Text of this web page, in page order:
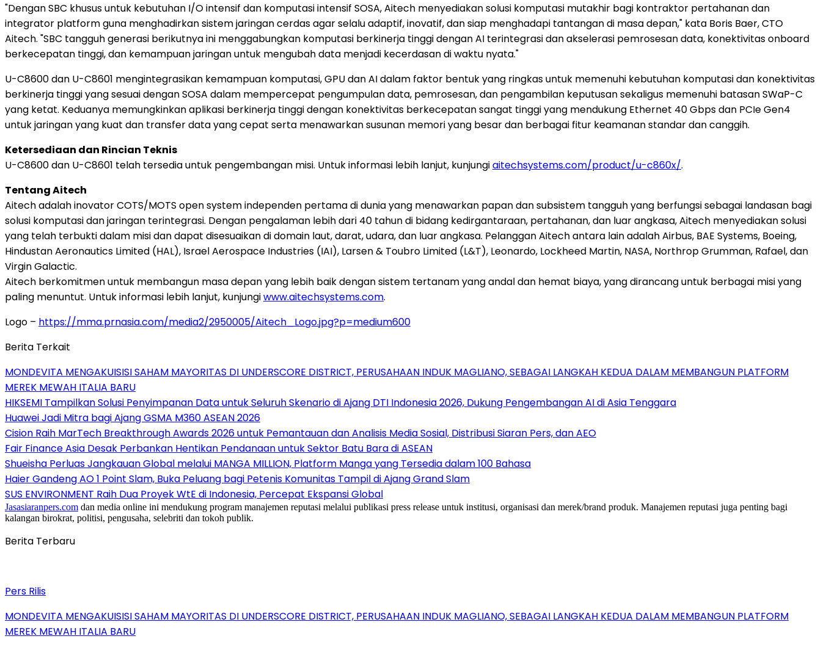
"Dengan SBC khusus untuk kebutuhan I/O intensif dan komputasi intensif SOSA, Aitech menyediakan solusi komputasi mutakhir bagi kontraktor pertahanan dan
integrator platform guna menghadirkan sistem jaringan cerdas agar selalu adaptif, inovatif, dan siap menghadapi tantangan di masa depan," kata Boris Baer, CTO
Aitech. "SBC tangguh generasi berikutnya ini menggabungkan komputasi berkinerja tinggi dengan AI terintegrasi dan akselerasi pemrosesan data, konektivitas onboard
berkecepatan tinggi, dan kemampuan jaringan untuk mengubah data menjadi kecerdasan di waktu nyata."
U-C8600 dan U-C8601 mengintegrasikan kemampuan komputasi, GPU dan AI dalam faktor bentuk yang ringkas untuk memenuhi kebutuhan komputasi dan konektivitas
berkinerja tinggi yang sesuai dengan SOSA dalam mempercepat pengumpulan data, pemrosesan, dan pengambilan keputusan sekaligus memenuhi batasan SWaP-C
yang ketat. Keduanya memungkinkan aplikasi berkinerja tinggi dengan konektivitas berkecepatan sangat tinggi yang mendukung Ethernet 40 Gbps dan PCIe Gen4
untuk jaringan yang kuat dan transfer data yang cepat serta menawarkan susunan memori yang besar dan berbagai fitur keamanan standar dan canggih.
Ketersediaan dan Rincian Teknis
U-C8600 dan U-C8601 telah tersedia untuk pengembangan misi. Untuk informasi lebih lanjut, kunjungiaitechsystems.com/product/u-c860x/.
Tentang Aitech
Aitech adalah inovator COTS/MOTS open system independen pertama di dunia yang menawarkan papan dan subsistem tangguh yang berfungsi sebagai landasan bagi
solusi komputasi dan jaringan terintegrasi. Dengan pengalaman lebih dari 40 tahun di bidang kedirgantaraan, pertahanan, dan luar angkasa, Aitech menyediakan solusi
yang telah terbukti dalam misi dan dapat disesuaikan di domain laut, darat, udara, dan luar angkasa. Pelanggan Aitech antara lain adalah Airbus, BAE Systems, Boeing,
Hindustan Aeronautics Limited (HAL), Israel Aerospace Industries (IAI), Larsen & Toubro Limited (L&T), Leonardo, Lockheed Martin, NASA, Northrop Grumman, Rafael, dan
Virgin Galactic.
Aitech berkomitmen untuk membangun masa depan yang lebih baik dengan sistem tertanam yang andal dan hemat biaya, yang dirancang untuk berbagai misi yang
paling menuntut. Untuk informasi lebih lanjut, kunjungiwww.aitechsystems.com.
Logo – https://mma.prnasia.com/media2/2950005/Aitech_Logo.jpg?p=medium600
Berita Terkait
MONDEVITA MENGAKUISISI SAHAM MAYORITAS DI UNDERSCORE DISTRICT, PERUSAHAAN INDUK MAGLIANO, SEBAGAI LANGKAH KEDUA DALAM MEMBANGUN PLATFORM
MEREK MEWAH ITALIA BARU
HIKSEMI Tampilkan Solusi Penyimpanan Data untuk Seluruh Skenario di Ajang DTI Indonesia 2026, Dukung Pengembangan AI di Asia Tenggara
Huawei Jadi Mitra bagi Ajang GSMA M360 ASEAN 2026
Cision Raih MarTech Breakthrough Awards 2026 untuk Pemantauan dan Analisis Media Sosial, Distribusi Siaran Pers, dan AEO
Fair Finance Asia Desak Perbankan Hentikan Pendanaan untuk Sektor Batu Bara di ASEAN
Shueisha Perluas Jangkauan Global melalui MANGA MILLION, Platform Manga yang Tersedia dalam 100 Bahasa
Haier Gandeng AO 1 Point Slam, Buka Peluang bagi Petenis Komunitas Tampil di Ajang Grand Slam
SUS ENVIRONMENT Raih Dua Proyek WtE di Indonesia, Percepat Ekspansi Global
Jasasiaranpers.com dan media online ini mendukung program manajemen reputasi melalui publikasi press release untuk institusi, organisasi dan merek/brand produk. Manajemen reputasi juga penting bagi
kalangan birokrat, politisi, pengusaha, selebriti dan tokoh publik.
Berita Terbaru
Pers Rilis
MONDEVITA MENGAKUISISI SAHAM MAYORITAS DI UNDERSCORE DISTRICT, PERUSAHAAN INDUK MAGLIANO, SEBAGAI LANGKAH KEDUA DALAM MEMBANGUN PLATFORM
MEREK MEWAH ITALIA BARU